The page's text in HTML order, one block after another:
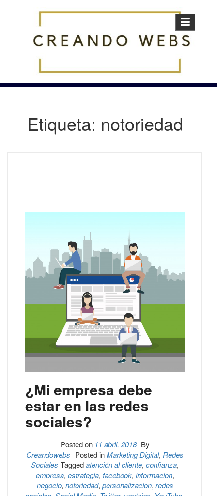
Etiqueta: notoriedad
¿Mi empresa debe
estar en las redes
sociales?
Posted on 11 abril, 2018 By
Creandowebs Posted inMarketing Digital, Redes
Sociales Taggedatención al cliente, confianza,
empresa, estrategia, facebook, informacion,
negocio, notoriedad, personalizacion, redes